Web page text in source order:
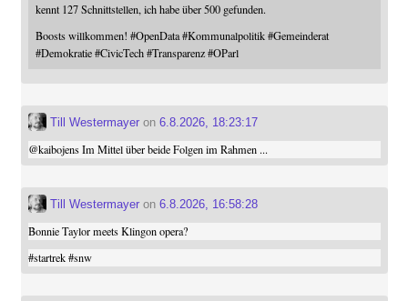
kennt 127 Schnittstellen, ich habe über 500 gefunden.
Boosts willkommen! #OpenData #Kommunalpolitik #Gemeinderat
#Demokratie #CivicTech #Transparenz #OParl
Till Westermayeron 6.8.2026, 18:23:17
@kaibojensIm Mittel über beide Folgen im Rahmen ...
Till Westermayeron 6.8.2026, 16:58:28
Bonnie Taylor meets Klingon opera?
#startrek #snw